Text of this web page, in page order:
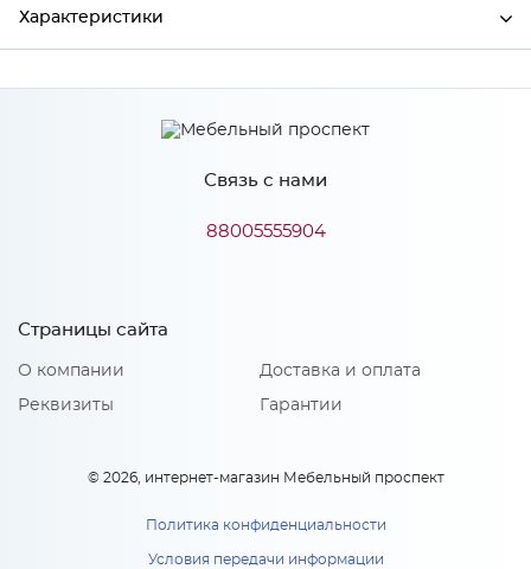
Характеристики
Ширина 3000
610
3
ЛакКом
Особенности
Толщина - 3 мм.
Связь с нами
88005555904
Страницы сайта
О компании
Реквизиты
Доставка и оплата
Гарантии
© 2026, интернет-магазин Мебельный проспект
Политика конфиденциальности
Условия передачи информации